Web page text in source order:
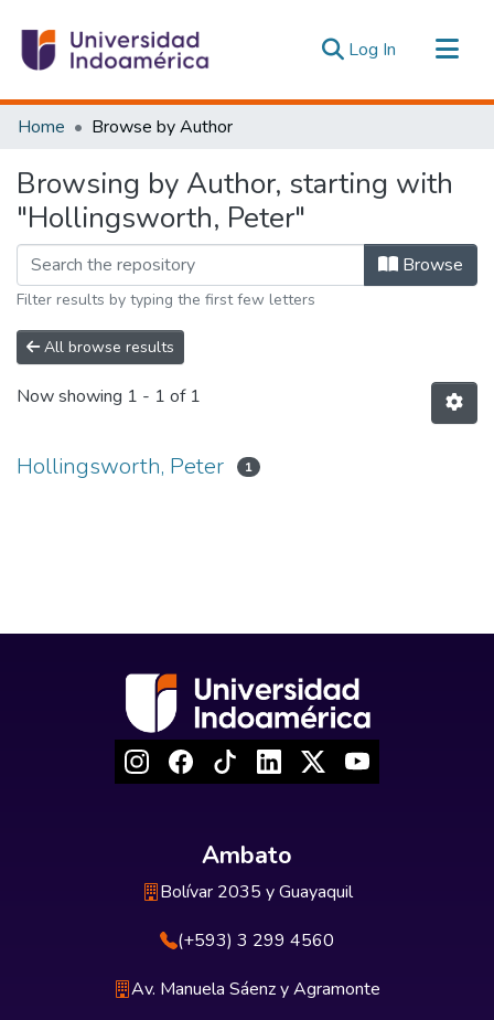
Log In (current)
Communities & Collections
Estadísticas Externas
Home Browse by Author
Browsing by Author, starting with
"Hollingsworth, Peter"
Browse
Filter results by typing the first few letters
All browse results
Now showing 1 - 1 of 1
Hollingsworth, Peter 1
Ambato
Bolívar 2035 y Guayaquil
(+593) 3 299 4560
Av. Manuela Sáenz y Agramonte